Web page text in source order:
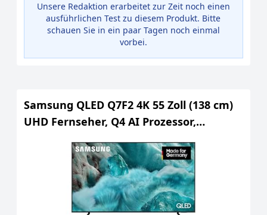
Unsere Redaktion erarbeitet zur Zeit noch einen
ausführlichen Test zu diesem Produkt. Bitte
schauen Sie in ein paar Tagen noch einmal
vorbei.
Samsung QLED Q7F2 4K 55 Zoll (138 cm)
UHD Fernseher, Q4 AI Prozessor,
Quantum Dot für Reale Farben, 4K
Upscaling, Knox Security, Gaming Hub,
Kostenlose Inhalte, Samsung Vision AI
Smart TV